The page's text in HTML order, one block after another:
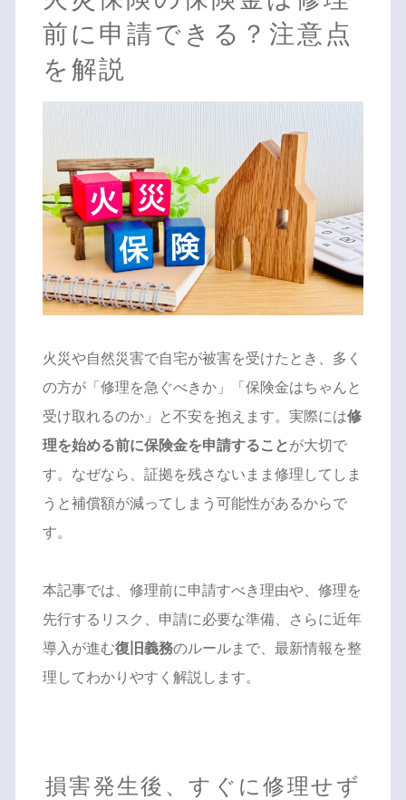
前に申請できる？注意点
を解説
火災や自然災害で自宅が被害を受けたとき、多く
の方が「修理を急ぐべきか」「保険金はちゃんと
受け取れるのか」と不安を抱えます。実際には修
理を始める前に保険金を申請することが大切で
す。なぜなら、証拠を残さないまま修理してしま
うと補償額が減ってしまう可能性があるからで
す。
本記事では、修理前に申請すべき理由や、修理を
先行するリスク、申請に必要な準備、さらに近年
導入が進む復旧義務のルールまで、最新情報を整
理してわかりやすく解説します。
損害発生後、すぐに修理せず